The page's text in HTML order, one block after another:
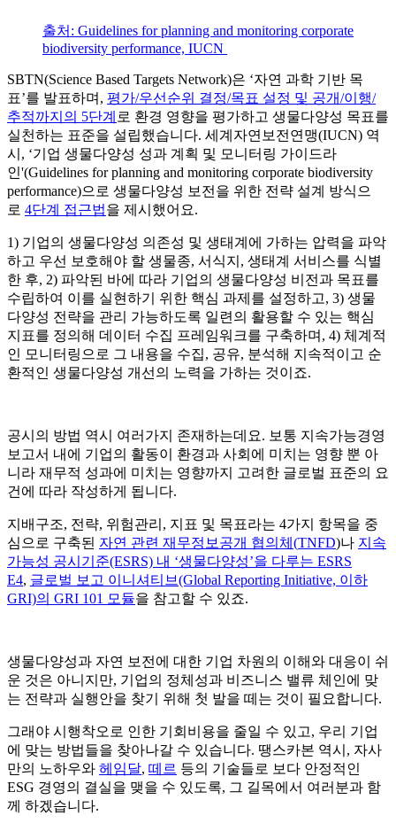
출처: Guidelines for planning and monitoring corporate
biodiversity performance, IUCN
SBTN(Science Based Targets Network)은 ‘자연 과학 기반 목
표’를 발표하며, 평가/우선순위 결정/목표 설정 및 공개/이행/
추적까지의 5단계 로 환경 영향을 평가하고 생물다양성 목표를
실천하는 표준을 설립했습니다. 세계자연보전연맹(IUCN) 역
시, ‘기업 생물다양성 성과 계획 및 모니터링 가이드라
인'(Guidelines for planning and monitoring corporate biodiversity
performance)으로 생물다양성 보전을 위한 전략 설계 방식으
로 4단계 접근법을 제시했어요.
1) 기업의 생물다양성 의존성 및 생태계에 가하는 압력을 파악
하고 우선 보호해야 할 생물종, 서식지, 생태계 서비스를 식별
한 후, 2) 파악된 바에 따라 기업의 생물다양성 비전과 목표를
수립하여 이를 실현하기 위한 핵심 과제를 설정하고, 3) 생물
다양성 전략을 관리 가능하도록 일련의 활용할 수 있는 핵심
지표를 정의해 데이터 수집 프레임워크를 구축하며, 4) 체계적
인 모니터링으로 그 내용을 수집, 공유, 분석해 지속적이고 순
환적인 생물다양성 개선의 노력을 가하는 것이죠.
공시의 방법 역시 여러가지 존재하는데요. 보통 지속가능경영
보고서 내에 기업의 활동이 환경과 사회에 미치는 영향 뿐 아
니라 재무적 성과에 미치는 영향까지 고려한 글로벌 표준의 요
건에 따라 작성하게 됩니다.
지배구조, 전략, 위험관리, 지표 및 목표라는 4가지 항목을 중
심으로 구축된 자연 관련 재무정보공개 협의체 (TNFD)나 지속
가능성 공시기준(ESRS) 내 ‘생물다양성’을 다루는 ESRS
E4, 글로벌 보고 이니셔티브(Global Reporting Initiative, 이하
GRI)의 GRI 101 모듈을 참고할 수 있죠.
생물다양성과 자연 보전에 대한 기업 차원의 이해와 대응이 쉬
운 것은 아니지만, 기업의 정체성과 비즈니스 밸류 체인에 맞
는 전략과 실행안을 찾기 위해 첫 발을 떼는 것이 필요합니다.
그래야 시행착오로 인한 기회비용을 줄일 수 있고, 우리 기업
에 맞는 방법들을 찾아나갈 수 있습니다. 땡스카본 역시, 자사
만의 노하우와 헤임달, 떼르 등의 기술들로 보다 안정적인
ESG 경영의 결실을 맺을 수 있도록, 그 길목에서 여러분과 함
께 하겠습니다.